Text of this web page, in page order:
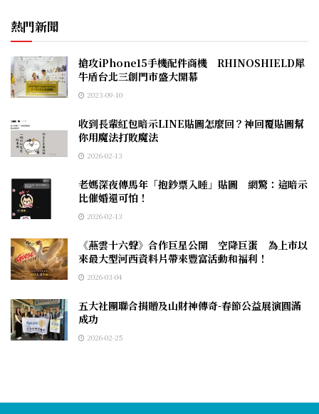
熱門新聞
搶攻iPhone15手機配件商機 RHINOSHIELD犀
牛盾台北三創門市盛大開幕
2023-09-10
收到長輩紅包暗示LINE貼圖怎麼回？神回覆貼圖幫
你用魔法打敗魔法
2026-02-13
老媽深夜傳馬年「抱鈔票入睡」貼圖 網驚：這暗示
比催婚還可怕！
2026-02-13
《燕雲十六聲》合作巨星公開 空降巨蛋 為上市以
來最大型河西資料片帶來豐富活動和福利！
2026-03-04
五大社團聯合捐贈及山財神傳奇-春節公益展演圓滿
成功
2026-02-25